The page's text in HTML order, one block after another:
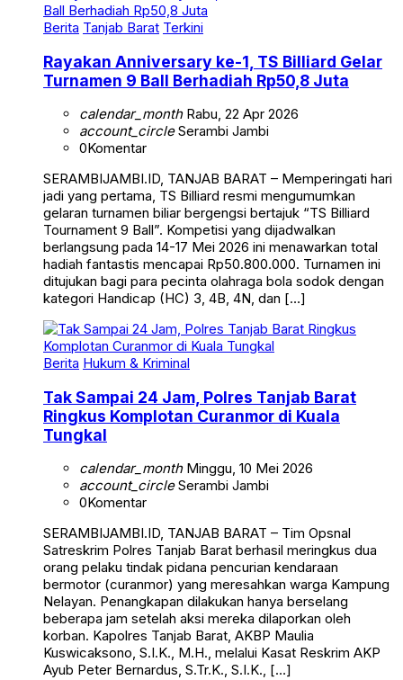
Berita Tanjab Barat Terkini
Rayakan Anniversary ke-1, TS Billiard Gelar
Turnamen 9 Ball Berhadiah Rp50,8 Juta
calendar_monthRabu, 22 Apr 2026
account_circleSerambi Jambi
0Komentar
SERAMBIJAMBI.ID, TANJAB BARAT – Memperingati hari
jadi yang pertama, TS Billiard resmi mengumumkan
gelaran turnamen biliar bergengsi bertajuk “TS Billiard
Tournament 9 Ball”. Kompetisi yang dijadwalkan
berlangsung pada 14-17 Mei 2026 ini menawarkan total
hadiah fantastis mencapai Rp50.800.000. Turnamen ini
ditujukan bagi para pecinta olahraga bola sodok dengan
kategori Handicap (HC) 3, 4B, 4N, dan […]
Berita Hukum & Kriminal
Tak Sampai 24 Jam, Polres Tanjab Barat
Ringkus Komplotan Curanmor di Kuala
Tungkal
calendar_monthMinggu, 10 Mei 2026
account_circleSerambi Jambi
0Komentar
SERAMBIJAMBI.ID, TANJAB BARAT – Tim Opsnal
Satreskrim Polres Tanjab Barat berhasil meringkus dua
orang pelaku tindak pidana pencurian kendaraan
bermotor (curanmor) yang meresahkan warga Kampung
Nelayan. Penangkapan dilakukan hanya berselang
beberapa jam setelah aksi mereka dilaporkan oleh
korban. Kapolres Tanjab Barat, AKBP Maulia
Kuswicaksono, S.I.K., M.H., melalui Kasat Reskrim AKP
Ayub Peter Bernardus, S.Tr.K., S.I.K., […]